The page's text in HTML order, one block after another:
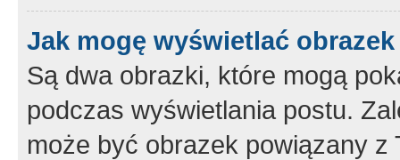
Jak mogę wyświetlać
Są dwa obrazki, które mogą
podczas wyświetlania postu.
może być obrazek powiązany z